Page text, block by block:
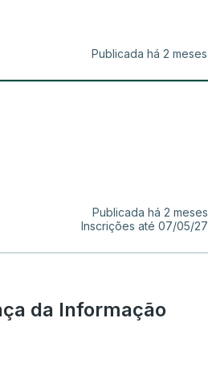
Publicada há 2 meses
Publicada há 2 meses
Inscrições até 07/05/27
da Informação